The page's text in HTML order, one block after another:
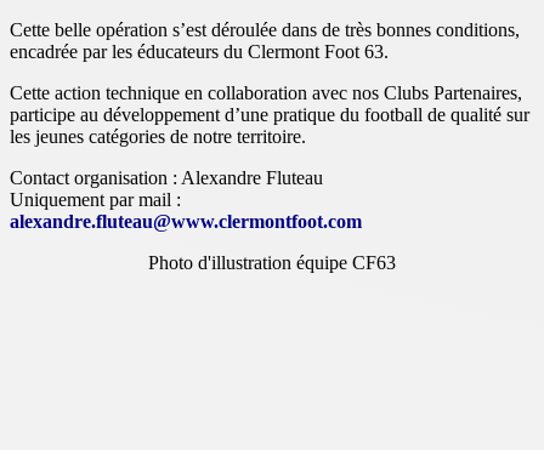
Cette belle opération s’est déroulée dans de très bonnes conditions,
encadrée par les éducateurs du Clermont Foot 63.
Cette action technique en collaboration avec nos Clubs Partenaires,
participe au développement d’une pratique du football de qualité sur
les jeunes catégories de notre territoire.
Contact organisation : Alexandre Fluteau
Uniquement par mail :
alexandre.fluteau@www.clermontfoot.com
Photo d'illustration équipe CF63